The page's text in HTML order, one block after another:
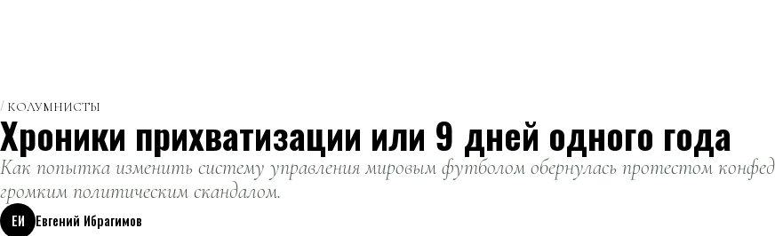
КОЛУМНИСТЫ
Хроники прихватизации или 9 дней одного года
Как попытка изменить систему управления мировым футболом обернулась протестом
громким политическим скандалом.
ЕИ
Евгений Ибрагимов